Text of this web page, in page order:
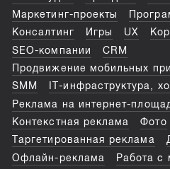
Маркетинг-проекты
Консалтинг
Игры UX
SEO-компании
CRM
Продвижение мобильных
SMM
IT-инфраструктура,
Реклама на интернет-
Контекстная реклама
Фото
Таргетированная реклама
Офлайн-реклама
Работа с